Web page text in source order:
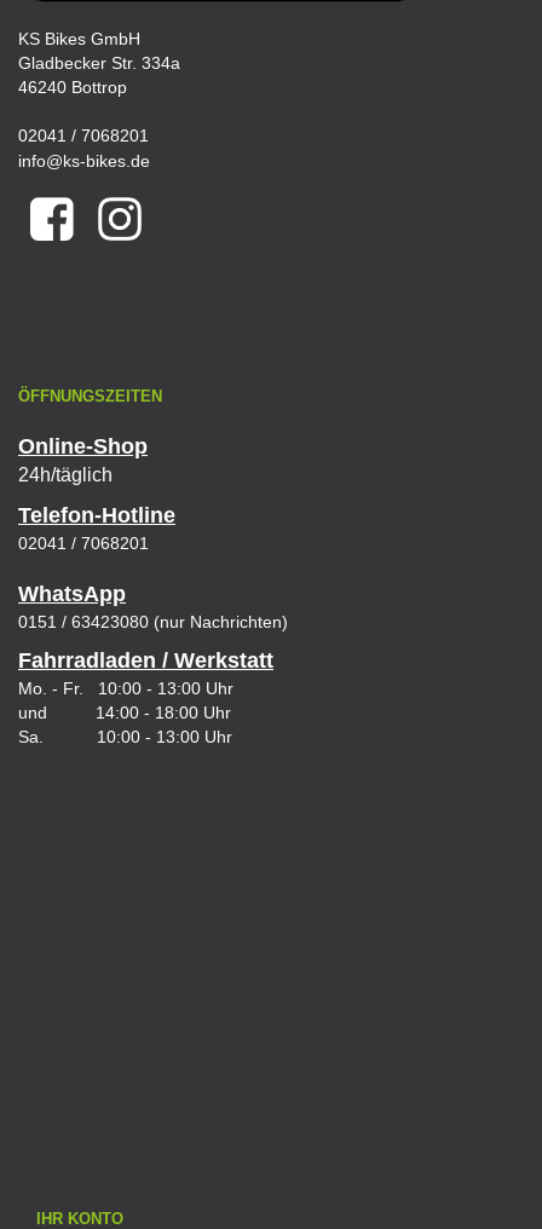
KS Bikes GmbH
Gladbecker Str. 334a
46240 Bottrop
02041 / 7068201
info@ks-bikes.de
ÖFFNUNGSZEITEN
Online-Shop
24h/täglich
Telefon-Hotline
02041 / 7068201
WhatsApp
0151 / 63423080 (nur Nachrichten)
Fahrradladen / Werkstatt
Mo. - Fr. 10:00 - 13:00 Uhr
und 14:00 - 18:00 Uhr
Sa. 10:00 - 13:00 Uhr
IHR KONTO